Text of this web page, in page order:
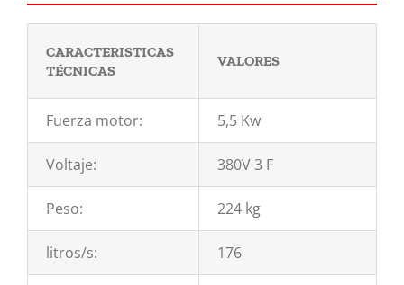
CARACTERISTICAS
TÉCNICAS
VALORES
Fuerza motor: 5,5 Kw
Voltaje: 380V 3 F
Peso: 224 kg
litros/s: 176